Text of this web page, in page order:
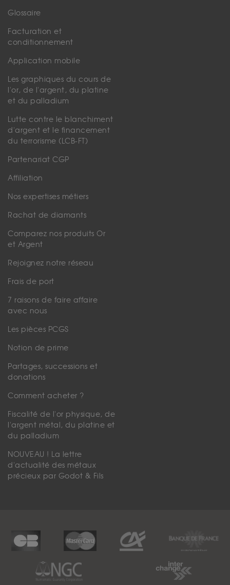
Glossaire
Facturation et
conditionnement
Application mobile
Les graphiques du cours de
l'or, de l'argent, du platine
et du palladium
Lutte contre le blanchiment
d'argent et le financement
du terrorisme (LCB-FT)
Partenariat CGP
Affiliation
Nos expertises métiers
Rachat de diamants
Comparez nos produits Or
et Argent
Rejoignez notre réseau
Frais de port
7 raisons de faire affaire
avec nous
Les pièces PCGS
Notion de prime
Partages, successions et
donations
Comment acheter ?
Fiscalité de l'or physique, de
l'argent métal, du platine et
du palladium
NOUVEAU ! La lettre
d'actualité des métaux
précieux par Godot & Fils